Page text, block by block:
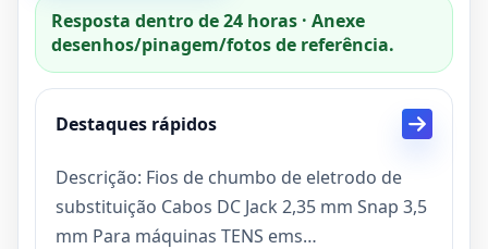
Resposta dentro de 24 horas · Anexe
desenhos/pinagem/fotos de referência.
Destaques rápidos
Descrição: Fios de chumbo de eletrodo de
substituição Cabos DC Jack 2,35 mm Snap 3,5
mm Para máquinas TENS ems